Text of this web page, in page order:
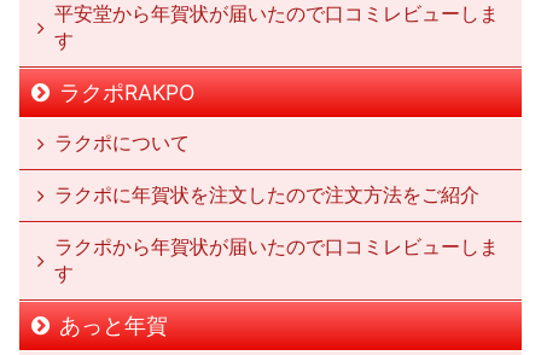
平安堂から年賀状が届いたので口コミレビューしま
す
ラクポRAKPO
ラクポについて
ラクポに年賀状を注文したので注文方法をご紹介
ラクポから年賀状が届いたので口コミレビューしま
す
あっと年賀